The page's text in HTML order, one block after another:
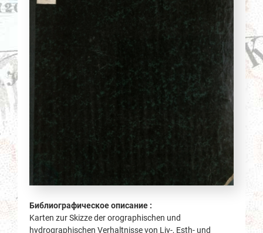
Библиографическое описание :
Karten zur Skizze der orographischen und
hydrographischen Verhaltnisse von Liv-, Esth- und